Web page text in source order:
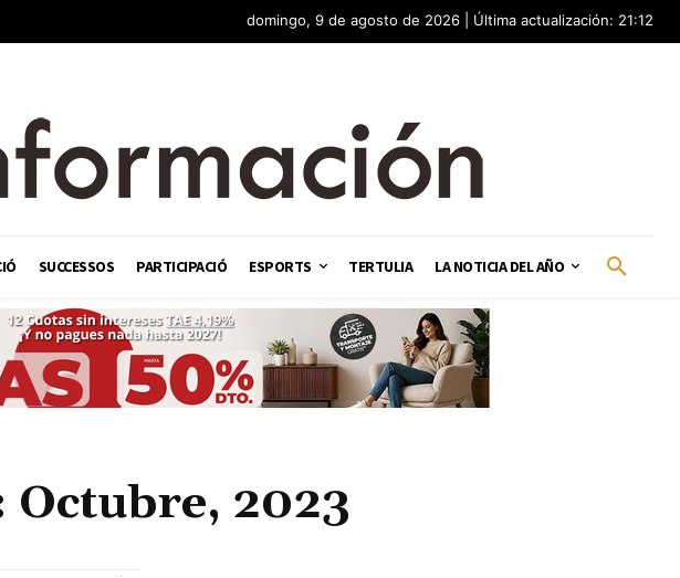
domingo, 9 de agosto de 2026 | Última actualización: 21:12
SUCCESSOS PARTICIPACIÓ ESPORTS TERTULIA LA NOTICIA DEL AÑO
Octubre, 2023